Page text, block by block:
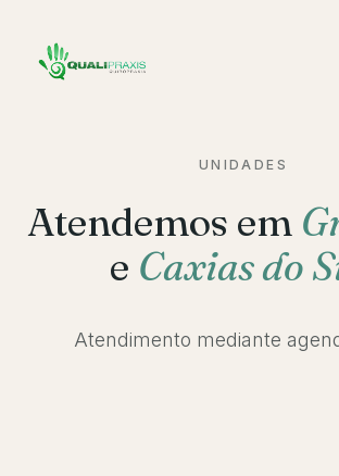
UNIDADES
Atendemos em
e Caxias do
Atendimento mediante